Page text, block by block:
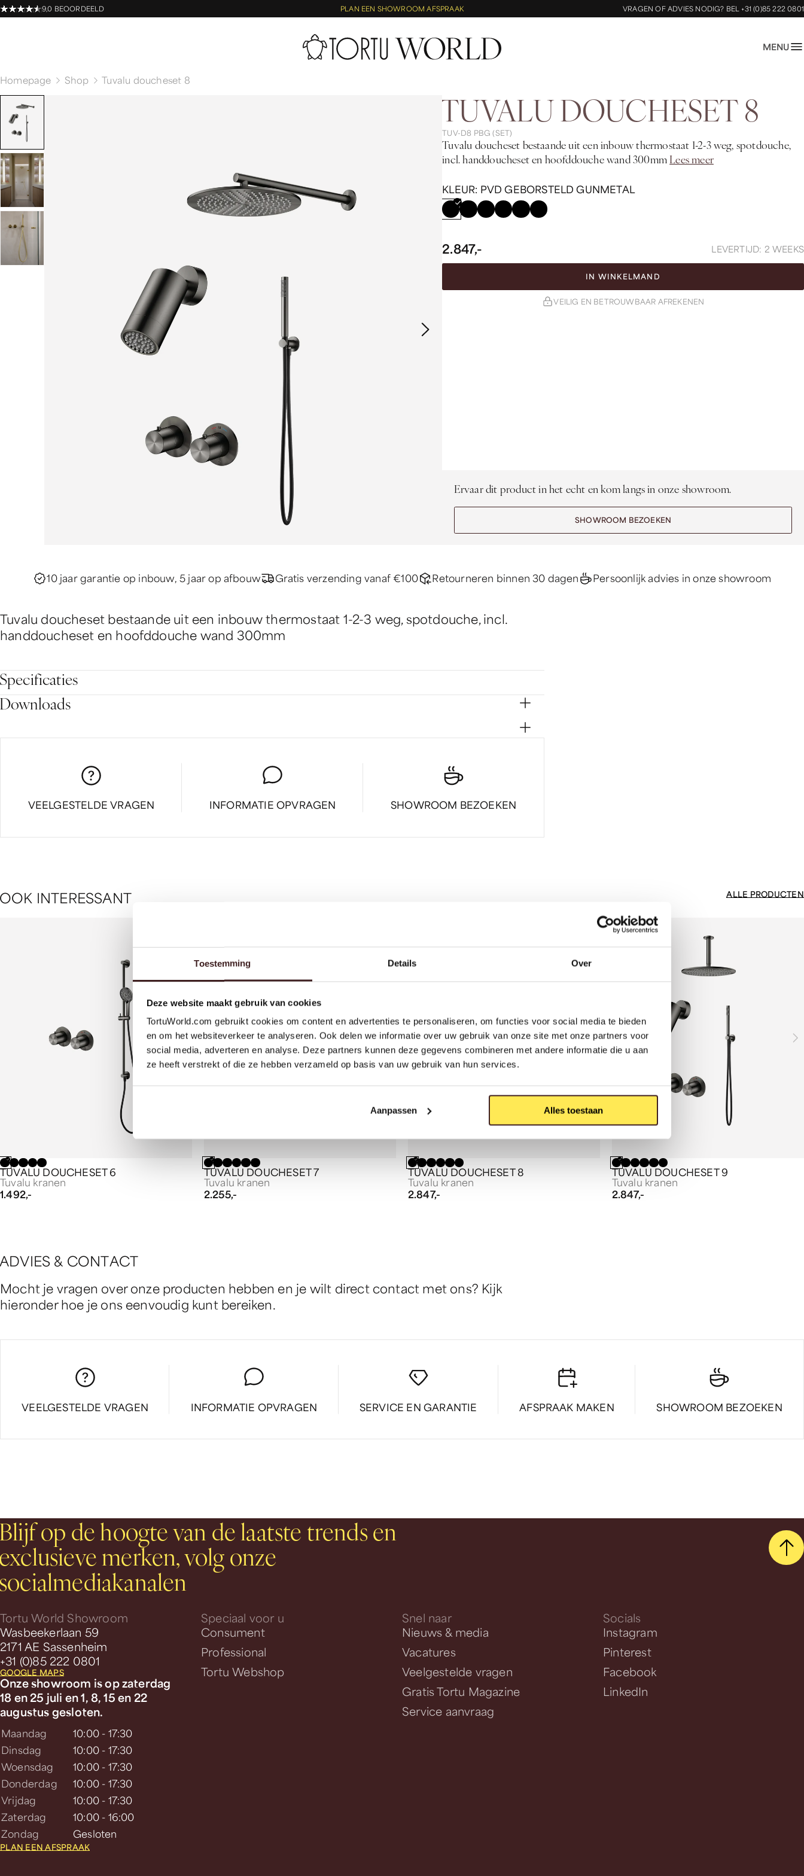
Toestemming Details Over
Deze website maakt gebruik van cookies
TortuWorld.com gebruikt cookies om content en advertenties te personaliseren, om functies voor social media te bieden
en om het websiteverkeer te analyseren. Ook delen we informatie over uw gebruik van onze site met onze partners voor
social media, adverteren en analyse. Deze partners kunnen deze gegevens combineren met andere informatie die u aan
ze heeft verstrekt of die ze hebben verzameld op basis van uw gebruik van hun services.
Aanpassen Alles toestaan
9,0 BEOORDEELD PLAN EEN SHOWROOM AFSPRAAK VRAGEN OF ADVIES NODIG? BEL +31 (0)85 222 0801
MENU
Homepage Shop Tuvalu doucheset 8
TUVALU DOUCHESET 8
TUV-D8 PBG (SET)
Tuvalu doucheset bestaande uit een inbouw thermostaat 1-2-3 weg, spotdouche,
incl. handdoucheset en hoofddouche wand 300mm Lees meer
KLEUR: PVD GEBORSTELD GUNMETAL
2.847,- LEVERTIJD: 2 WEEKS
IN WINKELMAND
VEILIG EN BETROUWBAAR AFREKENEN
Ervaar dit product in het echt en kom langs in onze showroom.
SHOWROOM BEZOEKEN
10 jaar garantie op inbouw, 5 jaar op afbouw Gratis verzending vanaf €100 Retourneren binnen 30 dagen Persoonlijk advies in onze showroom
Tuvalu doucheset bestaande uit een inbouw thermostaat 1-2-3 weg, spotdouche, incl.
handdoucheset en hoofddouche wand 300mm
VEELGESTELDE VRAGEN INFORMATIE OPVRAGEN SHOWROOM BEZOEKEN
OK INTERESSANT ALLE PRODUCTEN
TUVALU DOUCHESET 6
Tuvalu kranen
1.492,-
TUVALU DOUCHESET 7
Tuvalu kranen
2.255,-
TUVALU DOUCHESET 8
Tuvalu kranen
2.847,-
TUVALU DOUCHESET 9
Tuvalu kranen
2.847,-
DVIES & CONTACT
Mocht je vragen over onze producten hebben en je wilt direct contact met ons? Kijk
hieronder hoe je ons eenvoudig kunt bereiken.
VEELGESTELDE VRAGEN INFORMATIE OPVRAGEN SERVICE EN GARANTIE AFSPRAAK MAKEN SHOWROOM BEZOEKEN
op de hoogte van de laatste trends en
merken, volg onze
Tortu World Showroom
Wasbeekerlaan 59
2171 AE Sassenheim
+31 (0)85 222 0801
GOOGLE MAPS
Onze showroom is op zaterdag
18 en 25 juli en 1, 8, 15 en 22
augustus gesloten.
Maandag
10:00 - 17:30
Dinsdag
10:00 - 17:30
Woensdag
10:00 - 17:30
Donderdag
10:00 - 17:30
Vrijdag
10:00 - 17:30
Zaterdag
10:00 - 16:00
Zondag
Gesloten
PLAN EEN AFSPRAAK
Speciaal voor u
Consument
Professional
Tortu Webshop
Snel naar
Nieuws & media
Vacatures
Veelgestelde vragen
Gratis Tortu Magazine
Service aanvraag
Socials
Instagram
Pinterest
Facebook
LinkedIn